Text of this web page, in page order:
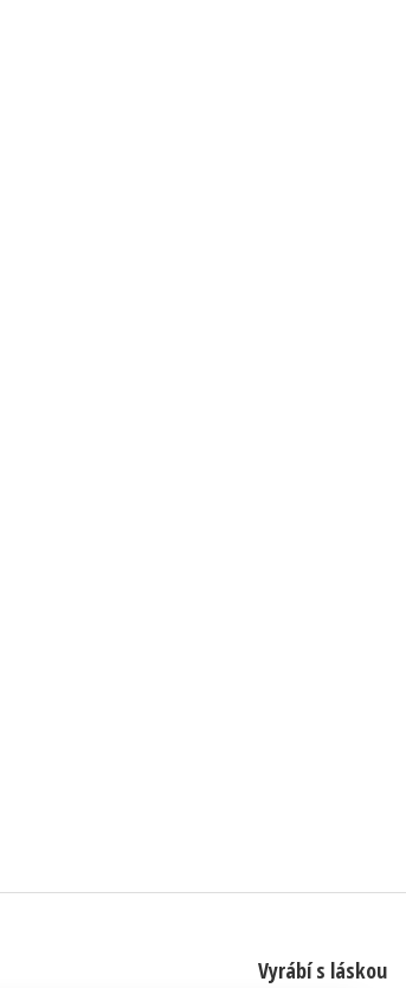
Vyrábí s láskou